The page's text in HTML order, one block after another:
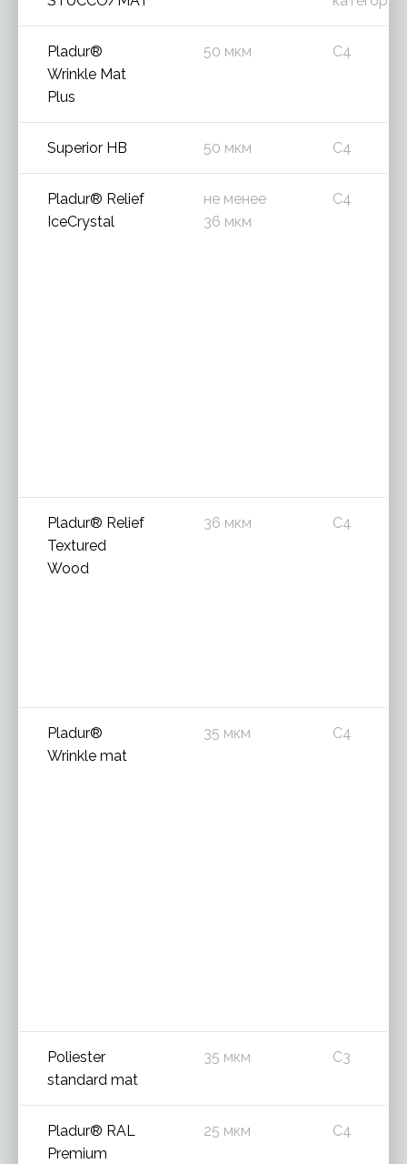
Pladur®
Wrinkle Mat
Plus
50 мкм C4
Superior HB 50 мкм C4
Pladur® Relief
IceCrystal
не менее
36 мкм
C4
Pladur® Relief
Textured
Wood
36 мкм C4
Pladur®
Wrinkle mat
35 мкм C4
Poliester
standard mat
35 мкм C3
Pladur® RAL
Premium
25 мкм C4